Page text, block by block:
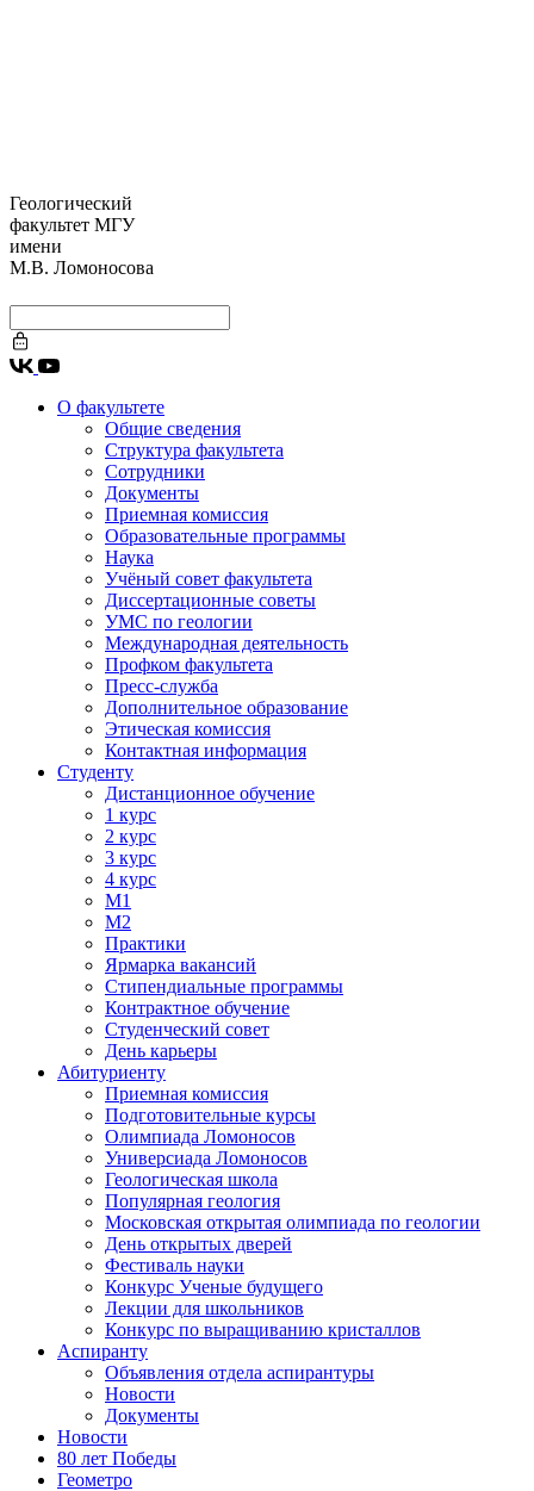
Геологический
факультет МГУ
имени
М.В. Ломоносова
О факультете
Общие сведения
Структура факультета
Сотрудники
Документы
Приемная комиссия
Образовательные программы
Наука
Учёный совет факультета
Диссертационные советы
УМС по геологии
Международная деятельность
Профком факультета
Пресс-служба
Дополнительное образование
Этическая комиссия
Контактная информация
Студенту
Дистанционное обучение
1 курс
2 курс
3 курс
4 курс
М1
М2
Практики
Ярмарка вакансий
Стипендиальные программы
Контрактное обучение
Студенческий совет
День карьеры
Абитуриенту
Приемная комиссия
Подготовительные курсы
Олимпиада Ломоносов
Универсиада Ломоносов
Геологическая школа
Популярная геология
Московская открытая олимпиада по геологии
День открытых дверей
Фестиваль науки
Конкурс Ученые будущего
Лекции для школьников
Конкурс по выращиванию кристаллов
Аспиранту
Объявления отдела аспирантуры
Новости
Документы
Новости
80 лет Победы
Геометро